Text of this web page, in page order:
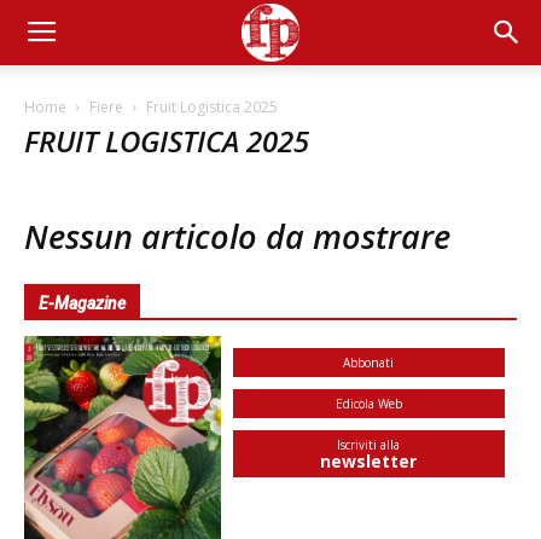
Home Fiere Fruit Logistica 2025
FRUIT LOGISTICA 2025
Nessun articolo da mostrare
E-Magazine
Abbonati
Edicola Web
Iscriviti alla
newsletter